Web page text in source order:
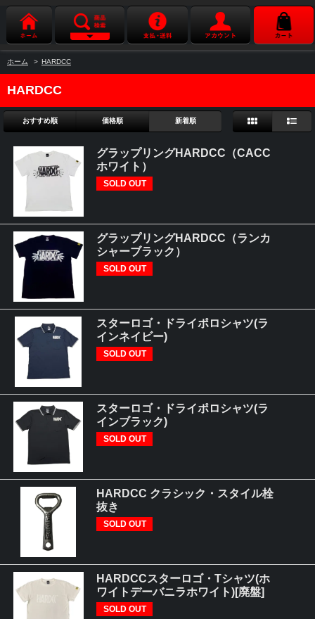
ホーム > HARDCC
HARDCC
おすすめ順 価格順 新着順
グラップリングHARDCC（CACC
ホワイト）
SOLD OUT
グラップリングHARDCC（ランカ
シャーブラック）
SOLD OUT
スターロゴ・ドライポロシャツ(ラ
インネイビー)
SOLD OUT
スターロゴ・ドライポロシャツ(ラ
インブラック)
SOLD OUT
HARDCC クラシック・スタイル栓
抜き
SOLD OUT
HARDCCスターロゴ・Tシャツ(ホ
ワイトデーバニラホワイト)[廃盤]
SOLD OUT